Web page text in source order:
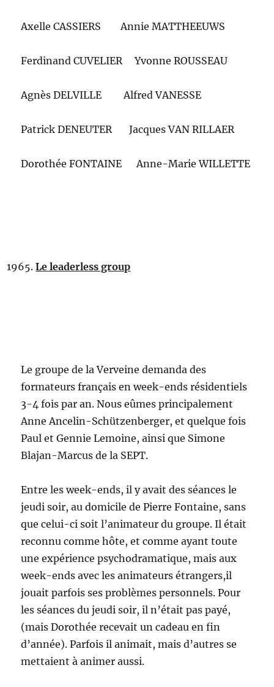
Axelle CASSIERS Annie MATTHEEUWS
Ferdinand CUVELIER Yvonne ROUSSEAU
Agnès DELVILLE Alfred VANESSE
Patrick DENEUTER Jacques VAN RILLAER
Dorothée FONTAINE Anne-Marie WILLETTE
Le leaderless group
Le groupe de la Verveine demanda des
formateurs français en week-ends résidentiels
3-4 fois par an. Nous eûmes principalement
Anne Ancelin-Schützenberger, et quelque fois
Paul et Gennie Lemoine, ainsi que Simone
Blajan-Marcus de la SEPT.
Entre les week-ends, il y avait des séances le
jeudi soir, au domicile de Pierre Fontaine, sans
que celui-ci soit l’animateur du groupe. Il était
reconnu comme hôte, et comme ayant toute
une expérience psychodramatique, mais aux
week-ends avec les animateurs étrangers,il
jouait parfois ses problèmes personnels. Pour
les séances du jeudi soir, il n’était pas payé,
(mais Dorothée recevait un cadeau en fin
d’année). Parfois il animait, mais d’autres se
mettaient à animer aussi.